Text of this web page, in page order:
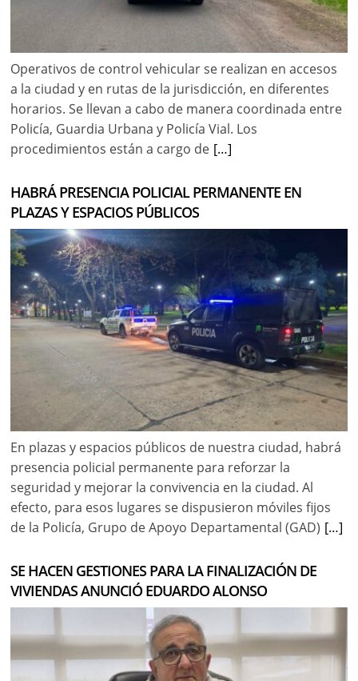
Operativos de control vehicular se realizan en accesos
a la ciudad y en rutas de la jurisdicción, en diferentes
horarios. Se llevan a cabo de manera coordinada entre
Policía, Guardia Urbana y Policía Vial. Los
procedimientos están a cargo de […]
HABRÁ PRESENCIA POLICIAL PERMANENTE EN
PLAZAS Y ESPACIOS PÚBLICOS
En plazas y espacios públicos de nuestra ciudad, habrá
presencia policial permanente para reforzar la
seguridad y mejorar la convivencia en la ciudad. Al
efecto, para esos lugares se dispusieron móviles fijos
de la Policía, Grupo de Apoyo Departamental (GAD) […]
SE HACEN GESTIONES PARA LA FINALIZACIÓN DE
VIVIENDAS ANUNCIÓ EDUARDO ALONSO